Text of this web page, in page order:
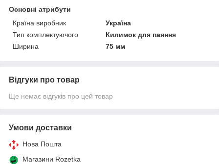
Основні атрибути
Країна виробник
Україна
Тип комплектуючого
Килимок для паяння
Ширина
75 мм
Відгуки про товар
Ще немає відгуків про цей товар
Умови доставки
Нова Пошта
Магазини Rozetka